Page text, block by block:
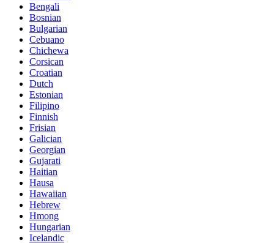
Bengali
Bosnian
Bulgarian
Cebuano
Chichewa
Corsican
Croatian
Dutch
Estonian
Filipino
Finnish
Frisian
Galician
Georgian
Gujarati
Haitian
Hausa
Hawaiian
Hebrew
Hmong
Hungarian
Icelandic